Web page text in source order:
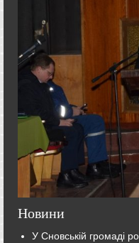
Новини
У Сновській громаді